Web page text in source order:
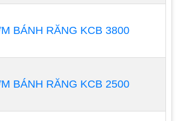
cấp thổi khí chính trong bể
khí ở trung tâm của quá trình
khí và khuấy trộn trong bể điều
thiết bị thổi khí này tạo ra
nhỏ trong nước thải bằng cách
khí mà chúng hút ra từ phía
thải và xả nước thải có ga ra bên
BÁNH RĂNG KCB 3800
BÁNH RĂNG KCB 2500